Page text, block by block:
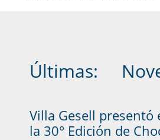
Últimas:
Villa Gesell presentó
la 30° Edición de